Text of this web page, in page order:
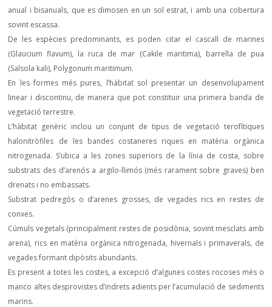
anual i bisanuals, que es dimosen en un sol estrat, i amb una cobertura
sovint escassa.
De les espècies predominants, es poden citar el cascall de marines
(Glaucium flavum), la ruca de mar (Cakile maritima), barrella de pua
(Salsola kali), Polygonum maritimum.
En les formes més pures, l’hàbitat sol presentar un desenvolupament
linear i discontinu, de manera que pot constituir una primera banda de
vegetació terrestre.
L’hàbitat genèric inclou un conjunt de tipus de vegetació terofítiques
halonitròfiles de les bandes costaneres riques en matèria orgànica
nitrogenada. S’ubica a les zones superiors de la línia de costa, sobre
substrats des d’arenós a argilo-llimós (més rarament sobre graves) ben
drenats i no embassats.
Substrat pedregós o d’arenes grosses, de vegades rics en restes de
conxes.
Cúmuls vegetals (principalment restes de posidònia, sovint mesclats amb
arena), rics en matèria orgànica nitrogenada, hivernals i primaverals, de
vegades formant dipòsits abundants.
Es present a totes les costes, a excepció d’algunes costes rocoses més o
manco altes desprovistes d’indrets adients per l’acumulació de sediments
marins.